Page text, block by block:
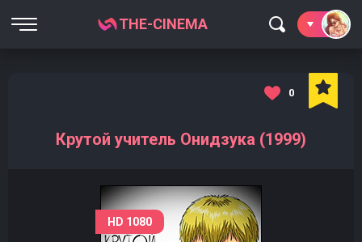
THE-CINEMA
Крутой учитель Онидзука (1999)
0
HD 1080